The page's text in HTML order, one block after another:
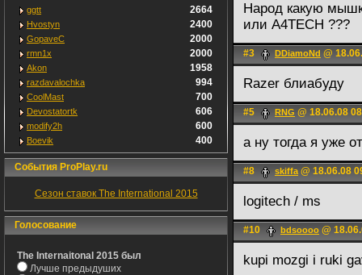
ggtt 2664
Hvostyn 2400
GopaveC 2000
rmn1x 2000
Akon 1958
razdavalochka 994
CoolMast 700
Devostatortk 606
modify2h 600
Boevik 400
События ProPlay.ru
Сезон ставок The International 2015
Голосование
The Internaitonal 2015 был
Лучше предыдуших
Народ какую
или A4TECH ???
#3 DDiamoNd @
Razer блиабуду
#5 RNG @ 18.06.08
а ну тогда я уже
#8 skiffa@ 18.06.08
logitech / ms
#10 bdsoooo @
kupi mozgi i ruki